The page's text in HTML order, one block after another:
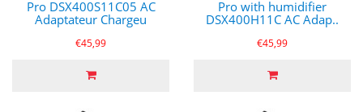
Pro DSX400S11C05 AC
Adaptateur Chargeu
€45,99
Pro with humidifier
DSX400H11C AC Adap..
€45,99